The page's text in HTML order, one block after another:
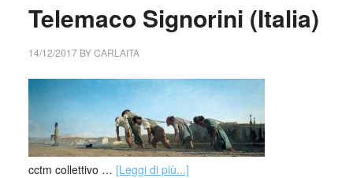
Telemaco Signorini (Italia)
14/12/2017BYCARLAITA
cctm collettivo … [Leggi di più...]